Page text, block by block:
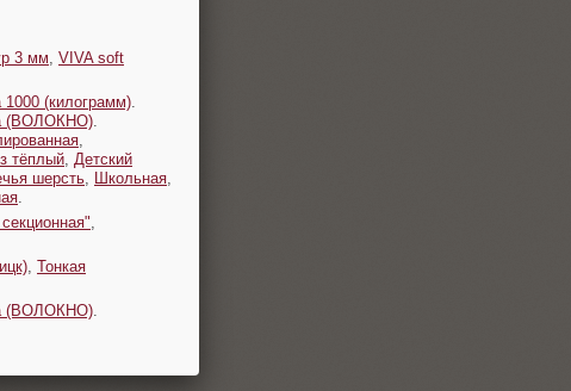
3 мм VIVA soft
1000 (килограмм)
(ВОЛОКНО)
тёплый Детский
шерсть Школьная
Тонкая
(ВОЛОКНО)